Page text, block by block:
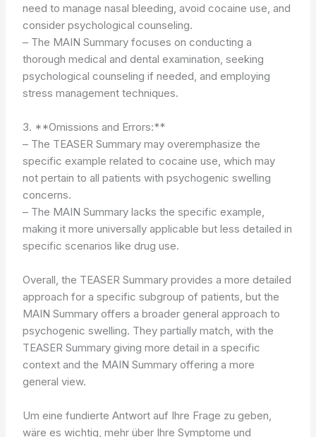
need to manage nasal bleeding, avoid cocaine use, and
consider psychological counseling.
– The MAIN Summary focuses on conducting a
thorough medical and dental examination, seeking
psychological counseling if needed, and employing
stress management techniques.
3. **Omissions and Errors:**
– The TEASER Summary may overemphasize the
specific example related to cocaine use, which may
not pertain to all patients with psychogenic swelling
concerns.
– The MAIN Summary lacks the specific example,
making it more universally applicable but less detailed in
specific scenarios like drug use.
Overall, the TEASER Summary provides a more detailed
approach for a specific subgroup of patients, but the
MAIN Summary offers a broader general approach to
psychogenic swelling. They partially match, with the
TEASER Summary giving more detail in a specific
context and the MAIN Summary offering a more
general view.
Um eine fundierte Antwort auf Ihre Frage zu geben,
wäre es wichtig, mehr über Ihre Symptome und